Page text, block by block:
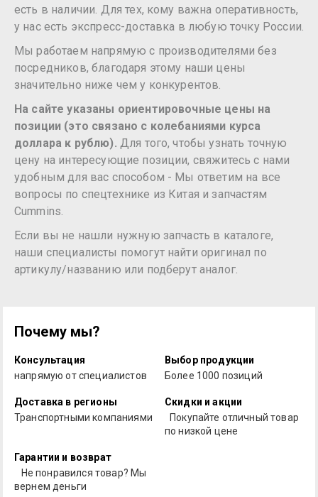
есть в наличии. Для тех, кому важна оперативность,
у нас есть экспресс-доставка в любую точку России.
Мы работаем напрямую с производителями без
посредников, благодаря этому наши цены
значительно ниже чем у конкурентов.
На сайте указаны ориентировочные цены на
позиции (это связано с колебаниями курса
доллара к рублю). Для того, чтобы узнать точную
цену на интересующие позиции, свяжитесь с нами
удобным для вас способом - Мы ответим на все
вопросы по спецтехнике из Китая и запчастям
Cummins.
Если вы не нашли нужную запчасть в каталоге,
наши специалисты помогут найти оригинал по
артикулу/названию или подберут аналог.
Почему мы?
Консультация
напрямую от специалистов
Выбор продукции
Более 1000 позиций
Доставка в регионы
Транспортными компаниями
Скидки и акции
Покупайте отличный товар
по низкой цене
Гарантии и возврат
Не понравился товар? Мы
вернем деньги